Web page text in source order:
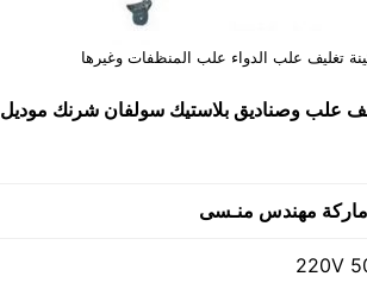
تغليف علب الدواء علب المنظفات وغيرها
علب وصناديق بلاستيك سولفان شرنك موديل
ماركة مهندس منـسى
220V